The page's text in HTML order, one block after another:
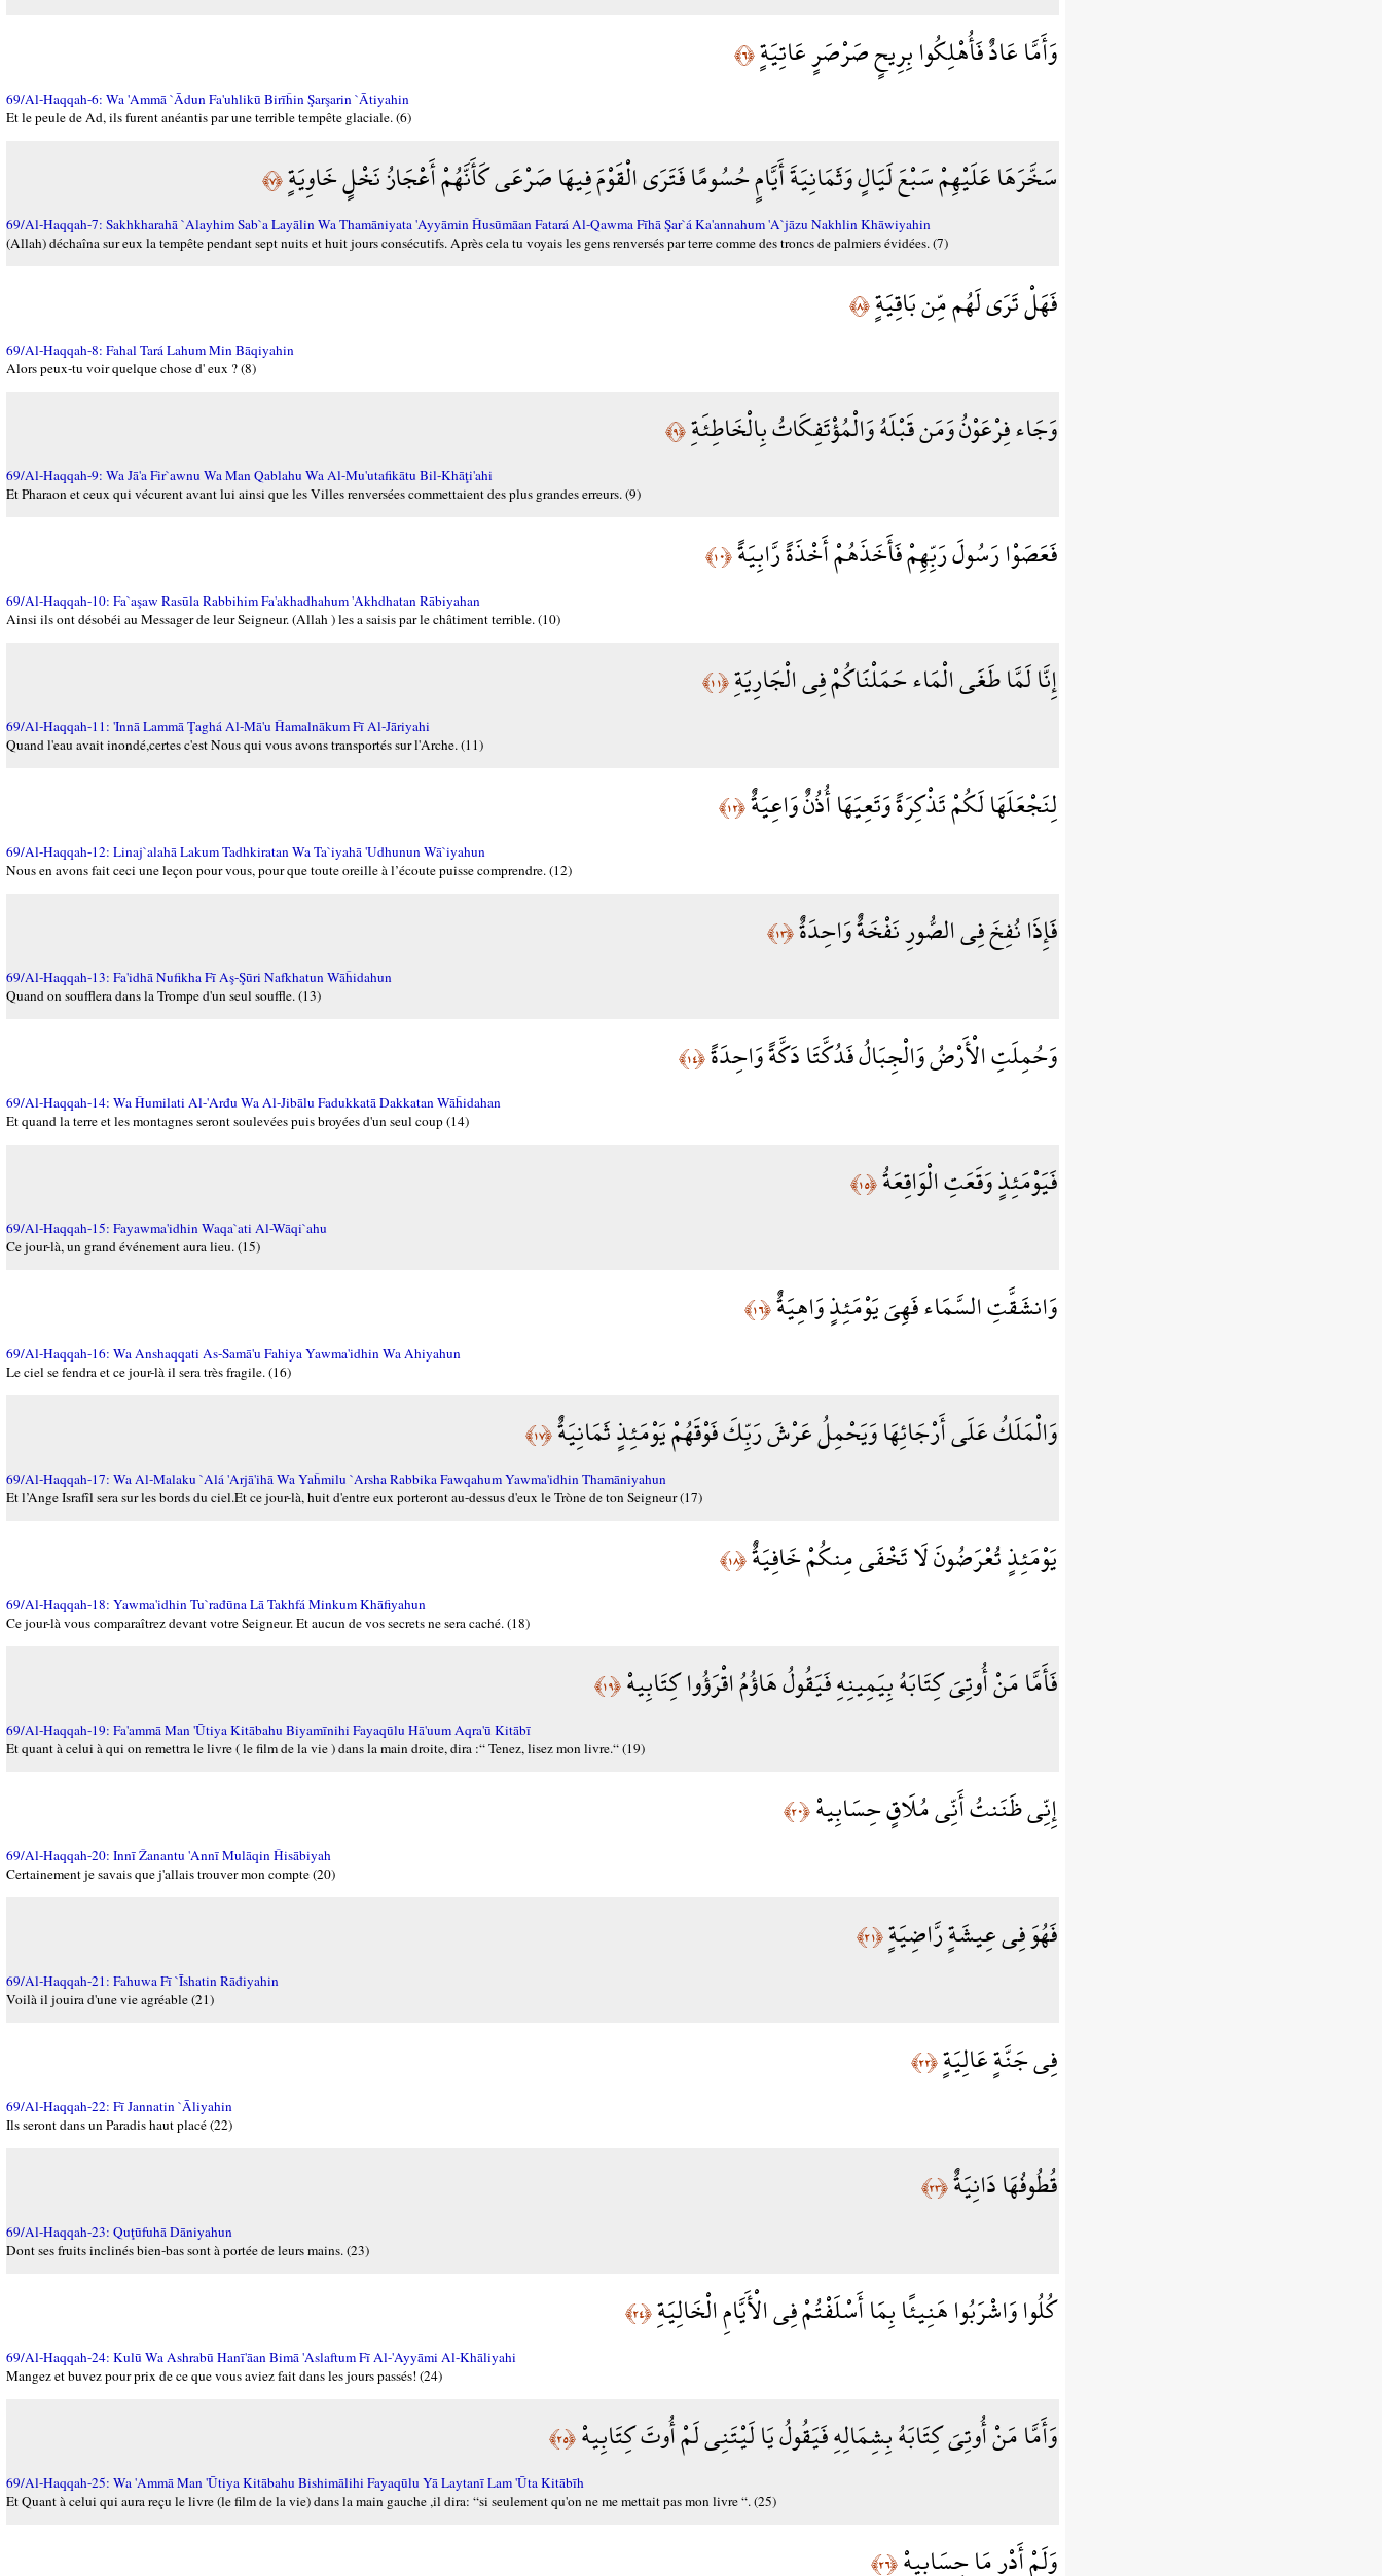
وَأَمَّا عَادٌ فَأُهْلِكُوا بِرِيحٍ صَرْصَرٍ عَاتِيَةٍ﴿٦﴾
69/Al-Haqqah-6: Wa 'Ammā `Ādun Fa'uhlikū Birīĥin Şarşarin `Ātiyahin
Et le peule de Ad, ils furent anéantis par une terrible tempête glaciale. (6)
سَخَّرَهَا عَلَيْهِمْ سَبْعَ لَيَالٍ وَثَمَانِيَةَ أَيَّامٍ حُسُومًا فَتَرَى الْقَوْمَ فِيهَا صَرْعَى كَأَنَّهُمْ أَعْجَازُ نَخْلٍ خَاوِيَةٍ﴿٧﴾
69/Al-Haqqah-7: Sakhkharahā `Alayhim Sab`a Layālin Wa Thamāniyata 'Ayyāmin Ĥusūmāan Fatará Al-Qawma Fīhā Şar`á Ka'annahum 'A`jāzu Nakhlin Khāwiyahin
(Allah) déchaîna sur eux la tempête pendant sept nuits et huit jours consécutifs. Après cela tu voyais les gens renversés par terre comme des troncs de palmiers évidées. (7)
فَهَلْ تَرَى لَهُم مِّن بَاقِيَةٍ﴿٨﴾
69/Al-Haqqah-8: Fahal Tará Lahum Min Bāqiyahin
Alors peux-tu voir quelque chose d' eux ? (8)
وَجَاء فِرْعَوْنُ وَمَن قَبْلَهُ وَالْمُؤْتَفِكَاتُ بِالْخَاطِئَةِ﴿٩﴾
69/Al-Haqqah-9: Wa Jā'a Fir`awnu Wa Man Qablahu Wa Al-Mu'utafikātu Bil-Khāţi'ahi
Et Pharaon et ceux qui vécurent avant lui ainsi que les Villes renversées commettaient des plus grandes erreurs. (9)
فَعَصَوْا رَسُولَ رَبِّهِمْ فَأَخَذَهُمْ أَخْذَةً رَّابِيَةً﴿١٠﴾
69/Al-Haqqah-10: Fa`aşaw Rasūla Rabbihim Fa'akhadhahum 'Akhdhatan Rābiyahan
Ainsi ils ont désobéi au Messager de leur Seigneur. (Allah ) les a saisis par le châtiment terrible. (10)
إِنَّا لَمَّا طَغَى الْمَاء حَمَلْنَاكُمْ فِي الْجَارِيَةِ﴿١١﴾
69/Al-Haqqah-11: 'Innā Lammā Ţaghá Al-Mā'u Ĥamalnākum Fī Al-Jāriyahi
Quand l'eau avait inondé,certes c'est Nous qui vous avons transportés sur l'Arche. (11)
لِنَجْعَلَهَا لَكُمْ تَذْكِرَةً وَتَعِيَهَا أُذُنٌ وَاعِيَةٌ﴿١٢﴾
69/Al-Haqqah-12: Linaj`alahā Lakum Tadhkiratan Wa Ta`iyahā 'Udhunun Wā`iyahun
Nous en avons fait ceci une leçon pour vous, pour que toute oreille à l’écoute puisse comprendre. (12)
فَإِذَا نُفِخَ فِي الصُّورِ نَفْخَةٌ وَاحِدَةٌ﴿١٣﴾
69/Al-Haqqah-13: Fa'idhā Nufikha Fī Aş-Şūri Nafkhatun Wāĥidahun
Quand on soufflera dans la Trompe d'un seul souffle. (13)
وَحُمِلَتِ الْأَرْضُ وَالْجِبَالُ فَدُكَّتَا دَكَّةً وَاحِدَةً﴿١٤﴾
69/Al-Haqqah-14: Wa Ĥumilati Al-'Arđu Wa Al-Jibālu Fadukkatā Dakkatan Wāĥidahan
Et quand la terre et les montagnes seront soulevées puis broyées d'un seul coup (14)
فَيَوْمَئِذٍ وَقَعَتِ الْوَاقِعَةُ﴿١٥﴾
69/Al-Haqqah-15: Fayawma'idhin Waqa`ati Al-Wāqi`ahu
Ce jour-là, un grand événement aura lieu. (15)
وَانشَقَّتِ السَّمَاء فَهِيَ يَوْمَئِذٍ وَاهِيَةٌ﴿١٦﴾
69/Al-Haqqah-16: Wa Anshaqqati As-Samā'u Fahiya Yawma'idhin Wa Ahiyahun
Le ciel se fendra et ce jour-là il sera très fragile. (16)
وَالْمَلَكُ عَلَى أَرْجَائِهَا وَيَحْمِلُ عَرْشَ رَبِّكَ فَوْقَهُمْ يَوْمَئِذٍ ثَمَانِيَةٌ﴿١٧﴾
69/Al-Haqqah-17: Wa Al-Malaku `Alá 'Arjā'ihā Wa Yaĥmilu `Arsha Rabbika Fawqahum Yawma'idhin Thamāniyahun
Et l’Ange Israfîl sera sur les bords du ciel.Et ce jour-là, huit d'entre eux porteront au-dessus d'eux le Tròne de ton Seigneur (17)
يَوْمَئِذٍ تُعْرَضُونَ لَا تَخْفَى مِنكُمْ خَافِيَةٌ﴿١٨﴾
69/Al-Haqqah-18: Yawma'idhin Tu`rađūna Lā Takhfá Minkum Khāfiyahun
Ce jour-là vous comparaîtrez devant votre Seigneur. Et aucun de vos secrets ne sera caché. (18)
فَأَمَّا مَنْ أُوتِيَ كِتَابَهُ بِيَمِينِهِ فَيَقُولُ هَاؤُمُ اقْرَؤُوا كِتَابِيهْ﴿١٩﴾
69/Al-Haqqah-19: Fa'ammā Man 'Ūtiya Kitābahu Biyamīnihi Fayaqūlu Hā'uum Aqra'ū Kitābī
Et quant à celui à qui on remettra le livre ( le film de la vie ) dans la main droite, dira :“ Tenez, lisez mon livre.“ (19)
إِنِّي ظَنَنتُ أَنِّي مُلَاقٍ حِسَابِيهْ﴿٢٠﴾
69/Al-Haqqah-20: Innī Žanantu 'Annī Mulāqin Ĥisābiyah
Certainement je savais que j'allais trouver mon compte (20)
فَهُوَ فِي عِيشَةٍ رَّاضِيَةٍ﴿٢١﴾
69/Al-Haqqah-21: Fahuwa Fī `Īshatin Rāđiyahin
Voilà il jouira d'une vie agréable (21)
فِي جَنَّةٍ عَالِيَةٍ﴿٢٢﴾
69/Al-Haqqah-22: Fī Jannatin `Āliyahin
Ils seront dans un Paradis haut placé (22)
قُطُوفُهَا دَانِيَةٌ﴿٢٣﴾
69/Al-Haqqah-23: Quţūfuhā Dāniyahun
Dont ses fruits inclinés bien-bas sont à portée de leurs mains. (23)
كُلُوا وَاشْرَبُوا هَنِيئًا بِمَا أَسْلَفْتُمْ فِي الْأَيَّامِ الْخَالِيَةِ﴿٢٤﴾
69/Al-Haqqah-24: Kulū Wa Ashrabū Hanī'āan Bimā 'Aslaftum Fī Al-'Ayyāmi Al-Khāliyahi
Mangez et buvez pour prix de ce que vous aviez fait dans les jours passés! (24)
وَأَمَّا مَنْ أُوتِيَ كِتَابَهُ بِشِمَالِهِ فَيَقُولُ يَا لَيْتَنِي لَمْ أُوتَ كِتَابِيهْ﴿٢٥﴾
69/Al-Haqqah-25: Wa 'Ammā Man 'Ūtiya Kitābahu Bishimālihi Fayaqūlu Yā Laytanī Lam 'Ūta Kitābīh
Et Quant à celui qui aura reçu le livre (le film de la vie) dans la main gauche ,il dira: “si seulement qu'on ne me mettait pas mon livre “. (25)
وَلَمْ أَدْرِ مَا حِسَابِيهْ﴿٢٦﴾